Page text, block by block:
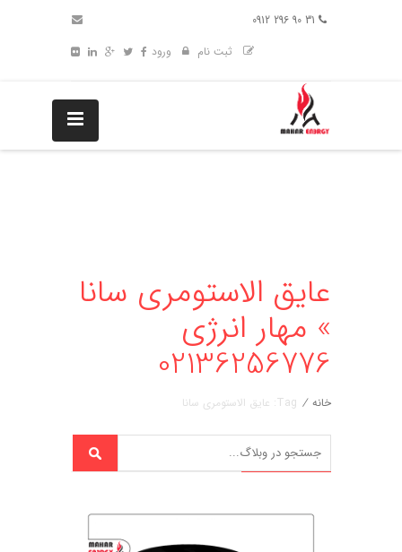
ثبت نام
ورود
عایق الاستومری سانا
» مهار انرژی
02136256776
خانه / Tag: عایق الاستومری سانا